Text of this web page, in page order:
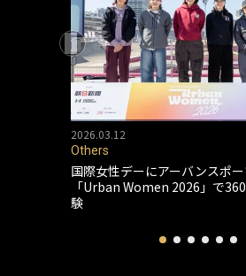
2026.03.12
Others
国際女性デーにアーバンスポー
「Urban Women 2026」で
験